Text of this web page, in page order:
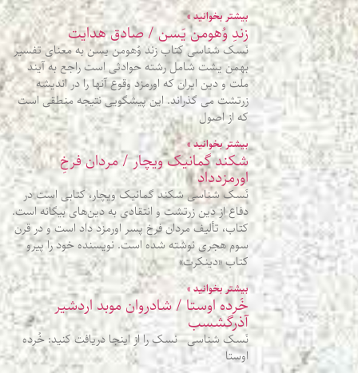
بیشتر بخوانید »
زندِ وُهومن یَسن / صادق هدایت
نَسک شناسی کتاب زند وُهومن یسن به معنای تفسیر
بهمن یشت شامل رشته حوادثی است راجع به آیند
ملت و دین ایران که اورمزد وقوع آنها را در اندیشه
زرتشت می گذراند. این پیشگویی نتیجه منطقی است
که از اصول
بیشتر بخوانید »
شکند گمانیک ویچار / مردان فرخِ
اورمزدداد
نَسک شناسی شکند گمانیک ویچار، کتابی است در
دفاع از دین زرتشت و انتقادی به دین‌های بیگانه است.
کتاب، تألیف مردان فرخ پسر اورمزد داد است و در قرن
سوم هجری نوشته شده است. نویسنده خود را پیرو
کتاب «دینکرت»
بیشتر بخوانید »
خُرده اوستا / شادروان موبد اردشیر
آذرگشسب
نَسک شناسی نسک را از اینجا دریافت کنید: خُرده
اوستا